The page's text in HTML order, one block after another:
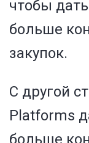
чтобы
больше
закупок.
С другой
Platforms
больше